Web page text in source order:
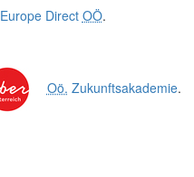
Europe Direct OÖ.
Oö. Zukunftsakademie.